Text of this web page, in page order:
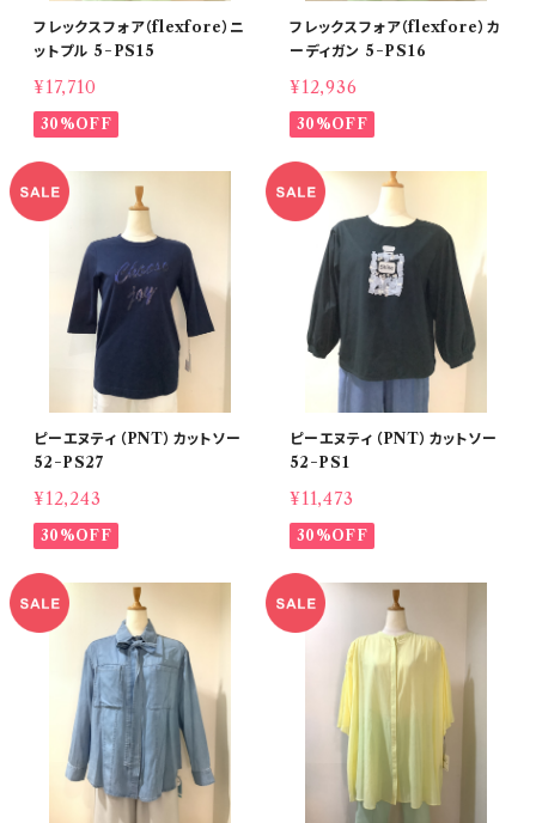
フレックスフォア（flexfore）ニ
ットプル 5−PS15
¥17,710
30%OFF
フレックスフォア（flexfore）カ
ーディガン 5−PS16
¥12,936
30%OFF
ピーエヌティ（PNT）カットソー
52−PS27
¥12,243
30%OFF
ピーエヌティ（PNT）カットソー
52−PS1
¥11,473
30%OFF